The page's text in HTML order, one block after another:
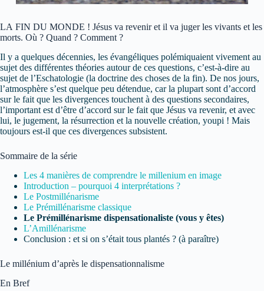
LA FIN DU MONDE ! Jésus va revenir et il va juger les vivants et les
morts. Où ? Quand ? Comment ?
Il y a quelques décennies, les évangéliques polémiquaient vivement au
sujet des différentes théories autour de ces questions, c’est-à-dire au
sujet de l’Eschatologie (la doctrine des choses de la fin). De nos jours,
l’atmosphère s’est quelque peu détendue, car la plupart sont d’accord
sur le fait que les divergences touchent à des questions secondaires,
l’important est d’être d’accord sur le fait que Jésus va revenir, et avec
lui, le jugement, la résurrection et la nouvelle création, youpi ! Mais
toujours est-il que ces divergences subsistent.
Sommaire de la série
Les 4 manières de comprendre le millenium en image
Introduction – pourquoi 4 interprétations ?
Le Postmillénarisme
Le Prémillénarisme classique
Le Prémillénarisme dispensationaliste (vous y êtes)
L’Amillénarisme
Conclusion : et si on s’était tous plantés ? (à paraître)
Le millénium d’après le dispensationnalisme
En Bref